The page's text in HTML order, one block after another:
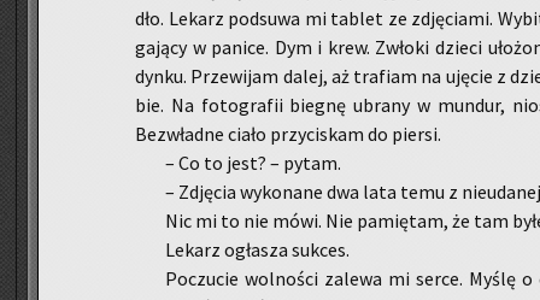
dło. Le­karz pod­su­wa mi ta­blet ze zdję­cia­mi.
ga­ją­cy w pa­ni­ce. Dym i krew. Zwło­ki dzie­ci
dyn­ku. Prze­wi­jam dalej, aż tra­fiam na uję­cie z
bie. Na fo­to­gra­fii bie­gnę ubra­ny w mun­dur,
Bez­wład­ne ciało przy­ci­skam do pier­si.
– Co to jest? – pytam.
– Zdję­cia wy­ko­na­ne dwa lata temu z
Nic mi to nie mówi. Nie pa­mię­tam, że tam
Le­karz ogła­sza suk­ces.
Po­czu­cie wol­no­ści za­le­wa mi serce. Myślę